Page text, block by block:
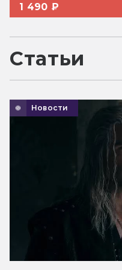
1 490 ₽
Статьи
Новости